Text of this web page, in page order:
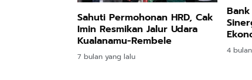
Sahuti Permohonan HRD, Cak
Imin Resmikan Jalur Udara
Kualanamu-Rembele
7 bulan yang lalu
Aceh
4